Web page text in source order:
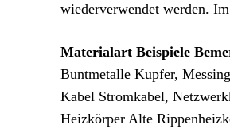
wiederverwendet werden.
Materialart Beispiele
Buntmetalle Kupfer,
Kabel Stromkabel,
Heizkörper Alte